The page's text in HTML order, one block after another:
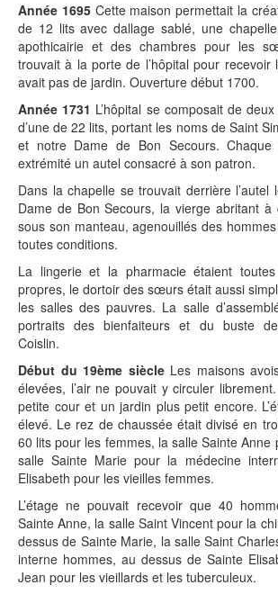
Année 1695Cette maison permettait la
de 12 lits avec dallage sablé, une
apothicairie et des chambres pour les
trouvait à la porte de l’hôpital pour recevoir
avait pas de jardin. Ouverture début 1700.
Année 1731 L’hôpital se composait de
d’une de 22 lits, portant les noms de Saint
et notre Dame de Bon Secours.
extrémité un autel consacré à son patron.
Dans la chapelle se trouvait derrière l’autel
Dame de Bon Secours, la vierge abritant
sous son manteau, agenouillés des
toutes conditions.
La lingerie et la pharmacie étaient
propres, le dortoir des sœurs était aussi
les salles des pauvres. La salle
portraits des bienfaiteurs et du buste
Coislin.
Début du 19ème siècleLes maisons
élevées, l’air ne pouvait y circuler
petite cour et un jardin plus petit encore.
élevé. Le rez de chaussée était divisé en
60 lits pour les femmes, la salle Sainte Anne
salle Sainte Marie pour la médecine
Elisabeth pour les vieilles femmes.
L’étage ne pouvait recevoir que 40
Sainte Anne, la salle Saint Vincent pour la
dessus de Sainte Marie, la salle Saint
interne hommes, au dessus de Sainte
Jean pour les vieillards et les tuberculeux.